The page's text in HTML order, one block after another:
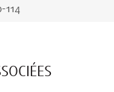
114